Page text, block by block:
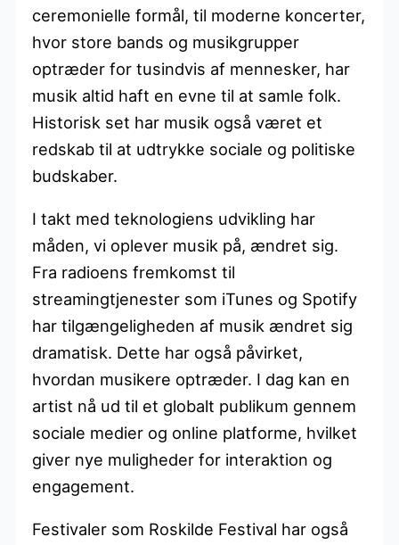
ceremonielle formål, til moderne koncerter,
hvor store bands og musikgrupper
optræder for tusindvis af mennesker, har
musik altid haft en evne til at samle folk.
Historisk set har musik også været et
redskab til at udtrykke sociale og politiske
budskaber.
I takt med teknologiens udvikling har
måden, vi oplever musik på, ændret sig.
Fra radioens fremkomst til
streamingtjenester som iTunes og Spotify
har tilgængeligheden af musik ændret sig
dramatisk. Dette har også påvirket,
hvordan musikere optræder. I dag kan en
artist nå ud til et globalt publikum gennem
sociale medier og online platforme, hvilket
giver nye muligheder for interaktion og
engagement.
Festivaler som Roskilde Festival har også